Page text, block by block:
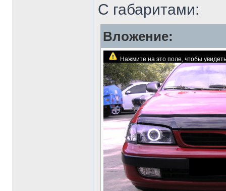
С габаритами:
Вложение:
Нажмите на это поле, чтобы